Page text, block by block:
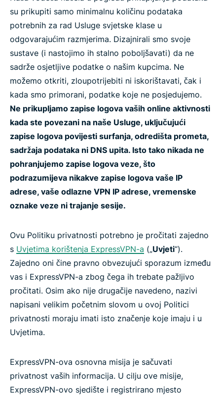
su prikupiti samo minimalnu količinu podataka
potrebnih za rad Usluge svjetske klase u
odgovarajućim razmjerima. Dizajnirali smo svoje
sustave (i nastojimo ih stalno poboljšavati) da ne
sadrže osjetljive podatke o našim kupcima. Ne
možemo otkriti, zloupotrijebiti ni iskorištavati, čak i
kada smo primorani, podatke koje ne posjedujemo.
Ne prikupljamo zapise logova vaših online aktivnosti
kada ste povezani na naše Usluge, uključujući
zapise logova povijesti surfanja, odredišta prometa,
sadržaja podataka ni DNS upita. Isto tako nikada ne
pohranjujemo zapise logova veze, što
podrazumijeva nikakve zapise logova vaše IP
adrese, vaše odlazne VPN IP adrese, vremenske
oznake veze ni trajanje sesije.
Ovu Politiku privatnosti potrebno je pročitati zajedno
s Uvjetima korištenja ExpressVPN-a („Uvjeti“).
Zajedno oni čine pravno obvezujući sporazum između
vas i ExpressVPN-a zbog čega ih trebate pažljivo
pročitati. Osim ako nije drugačije navedeno, nazivi
napisani velikim početnim slovom u ovoj Politici
privatnosti moraju imati isto značenje koje imaju i u
Uvjetima.
ExpressVPN-ova osnovna misija je sačuvati
privatnost vaših informacija. U cilju ove misije,
ExpressVPN-ovo sjedište i registrirano mjesto